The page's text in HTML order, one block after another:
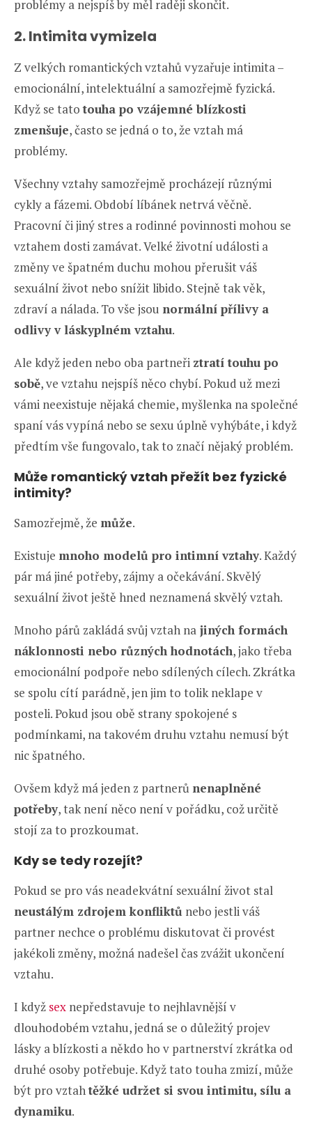
problémy a nejspíš by měl raději skončit.
2. Intimita vymizela
Z velkých romantických vztahů vyzařuje intimita –
emocionální, intelektuální a samozřejmě fyzická.
Když se tatotouha po vzájemné blízkosti
zmenšuje, často se jedná o to, že vztah má
problémy.
Všechny vztahy samozřejmě procházejí různými
cykly a fázemi. Období líbánek netrvá věčně.
Pracovní či jiný stres a rodinné povinnosti mohou se
vztahem dosti zamávat. Velké životní události a
změny ve špatném duchu mohou přerušit váš
sexuální život nebo snížit libido. Stejně tak věk,
zdraví a nálada. To vše jsou normální přílivy a
odlivy v láskyplném vztahu.
Ale když jeden nebo oba partneři ztratí touhu po
sobě, ve vztahu nejspíš něco chybí. Pokud už mezi
vámi neexistuje nějaká chemie, myšlenka na společné
spaní vás vypíná nebo se sexu úplně vyhýbáte, i když
předtím vše fungovalo, tak to značí nějaký problém.
Může romantický vztah přežít bez fyzické
intimity?
Samozřejmě, že může.
Existuje mnoho modelů pro intimní vztahy. Každý
pár má jiné potřeby, zájmy a očekávání. Skvělý
sexuální život ještě hned neznamená skvělý vztah.
Mnoho párů zakládá svůj vztah na jiných formách
náklonnosti nebo různých hodnotách, jako třeba
emocionální podpoře nebo sdílených cílech. Zkrátka
se spolu cítí parádně, jen jim to tolik neklape v
posteli. Pokud jsou obě strany spokojené s
podmínkami, na takovém druhu vztahu nemusí být
nic špatného.
Ovšem když má jeden z partnerů nenaplněné
potřeby, tak není něco není v pořádku, což určitě
stojí za to prozkoumat.
Kdy se tedy rozejít?
Pokud se pro vás neadekvátní sexuální život stal
neustálým zdrojem konfliktů nebo jestli váš
partner nechce o problému diskutovat či provést
jakékoli změny, možná nadešel čas zvážit ukončení
vztahu.
I když sex nepředstavuje to nejhlavnější v
dlouhodobém vztahu, jedná se o důležitý projev
lásky a blízkosti a někdo ho v partnerství zkrátka od
druhé osoby potřebuje. Když tato touha zmizí, může
být pro vztahtěžké udržet si svou intimitu, sílu a
dynamiku.